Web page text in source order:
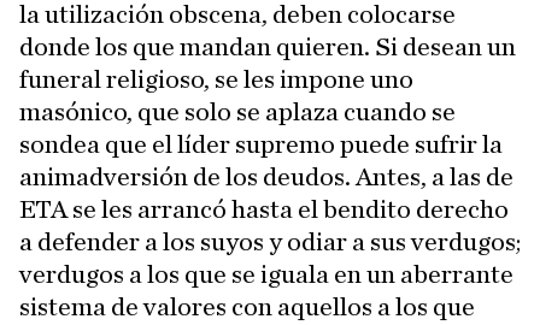
la utilización obscena, deben colocarse
donde los que mandan quieren. Si desean un
funeral religioso, se les impone uno
masónico, que solo se aplaza cuando se
sondea que el líder supremo puede sufrir la
animadversión de los deudos. Antes, a las de
ETA se les arrancó hasta el bendito derecho
a defender a los suyos y odiar a sus verdugos;
verdugos a los que se iguala en un aberrante
sistema de valores con aquellos a los que